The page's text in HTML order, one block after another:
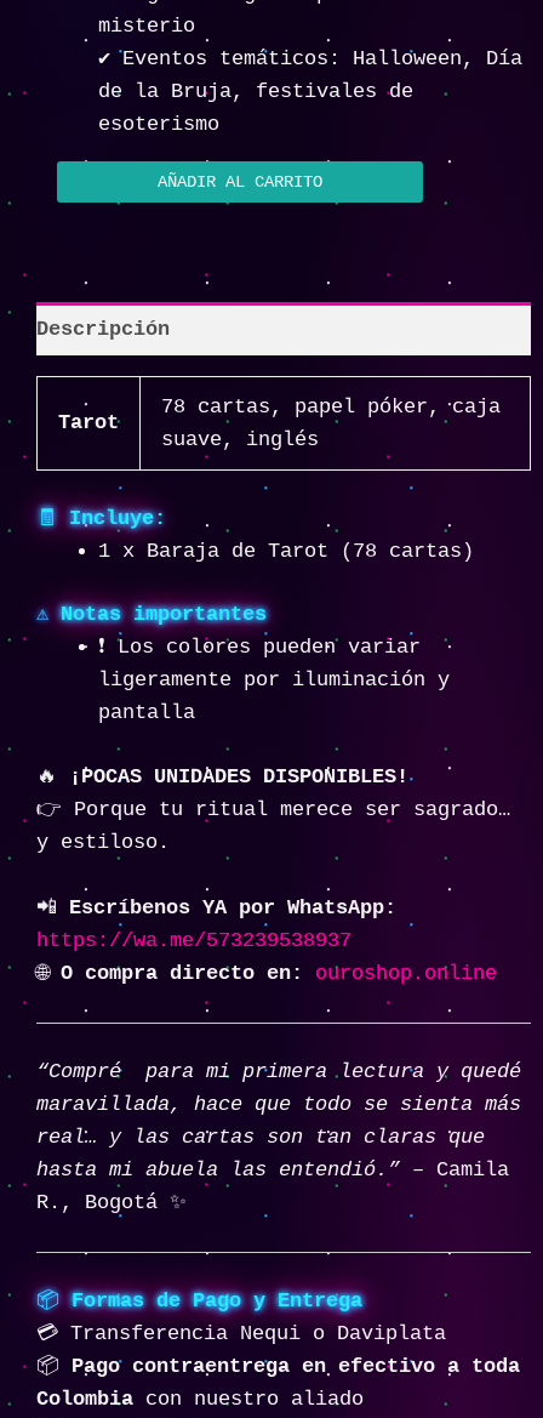
misterio
✔️ Eventos temáticos: Halloween, Día
de la Bruja, festivales de
esoterismo
AÑADIR AL CARRITO
Descripción
Tarot
78 cartas, papel póker, caja
suave, inglés
🧾 Incluye:
1 x Baraja de Tarot (78 cartas)
⚠️Notas importantes
❗ Los colores pueden variar
ligeramente por iluminación y
pantalla
🔥
¡POCAS UNIDADES DISPONIBLES!
👉 Porque tu ritual merece ser sagrado…
y estiloso.
📲 Escríbenos YA por WhatsApp:
https://wa.me/573239538937
🌐 O compra directo en: ouroshop.online
“Compré para mi primera lectura y quedé
maravillada, hace que todo se sienta más
real… y las cartas son tan claras que
hasta mi abuela las entendió.” – Camila
R., Bogotá ✨
📦Formas de Pago y Entrega
💳 Transferencia Nequi o Daviplata
📦 Pago contraentrega en efectivo a toda
Colombia con nuestro aliado